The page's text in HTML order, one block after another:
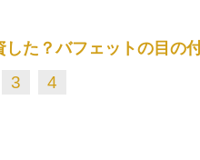
た？バフェットの目の
3 4